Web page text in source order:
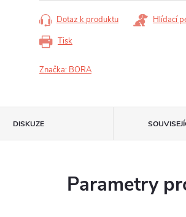
Tisk
Dotaz k produktu Hlídací
Značka: BORA
DISKUZE
Parametry